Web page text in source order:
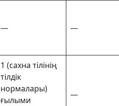
— —
1 (сахна тілінің
тілдік
нормалары)
ғылыми
—